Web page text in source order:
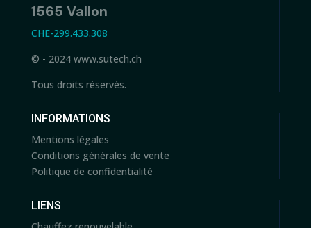
1565 Vallon
CHE-299.433.308
© - 2024 www.sutech.ch
Tous droits réservés.
INFORMATIONS
Mentions légales
Conditions générales de vente
Politique de confidentialité
LIENS